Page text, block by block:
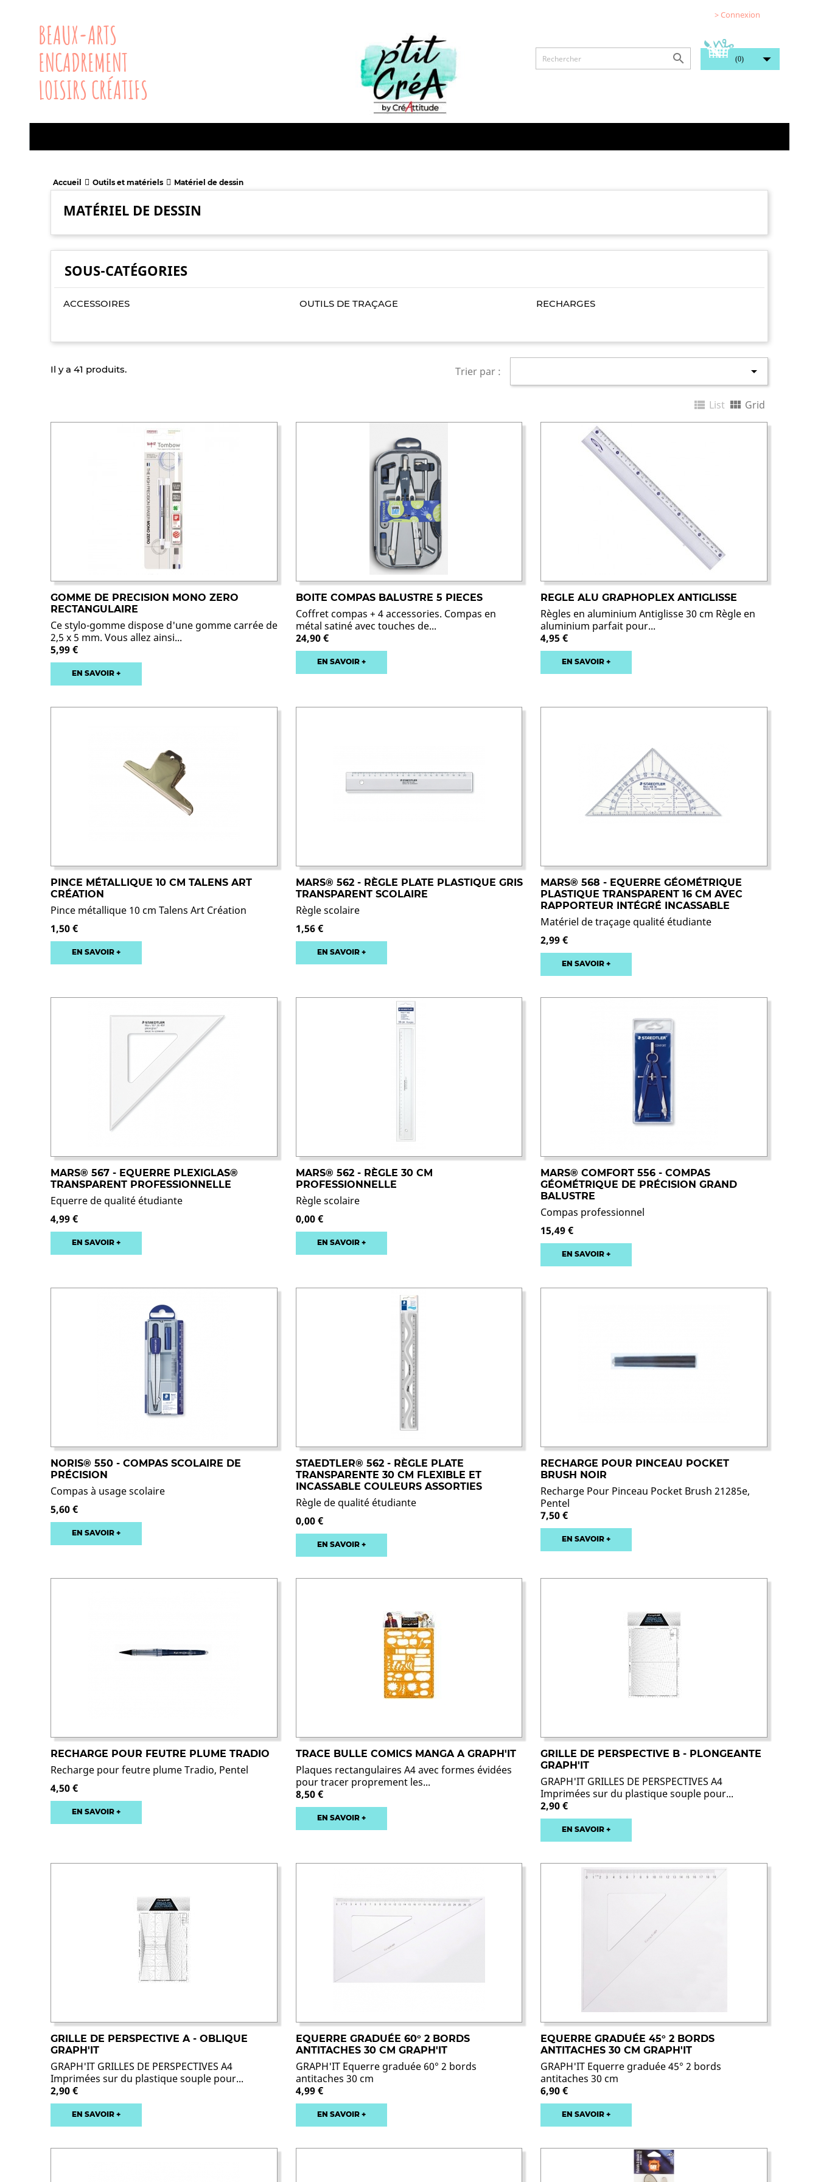
> Connexion
BEAUX-ARTS
ENCADREMENT
LOISIRS CRÉATIFS
 (0) 
Accueil Outils et matériels Matériel de dessin
MATÉRIEL DE DESSIN
SOUS-CATÉGORIES
ACCESSOIRES OUTILS DE TRAÇAGE RECHARGES
Il y a 41 produits. Trier par : 
 Grid
 List
GOMME DE PRECISION MONO ZERO
RECTANGULAIRE
Ce stylo-gomme dispose d'une gomme carrée de
2,5 x 5 mm. Vous allez ainsi...
5,99 €
EN SAVOIR +
BOITE COMPAS BALUSTRE 5 PIECES
Coffret compas + 4 accessories. Compas en
métal satiné avec touches de...
24,90 €
EN SAVOIR +
REGLE ALU GRAPHOPLEX ANTIGLISSE
Règles en aluminium Antiglisse 30 cm Règle en
aluminium parfait pour...
4,95 €
EN SAVOIR +
PINCE MÉTALLIQUE 10 CM TALENS ART
CRÉATION
Pince métallique 10 cm Talens Art Création
1,50 €
EN SAVOIR +
MARS® 562 - RÈGLE PLATE PLASTIQUE GRIS
TRANSPARENT SCOLAIRE
Règle scolaire
1,56 €
EN SAVOIR +
MARS® 568 - EQUERRE GÉOMÉTRIQUE
PLASTIQUE TRANSPARENT 16 CM AVEC
RAPPORTEUR INTÉGRÉ INCASSABLE
Matériel de traçage qualité étudiante
2,99 €
EN SAVOIR +
MARS® 567 - EQUERRE PLEXIGLAS®
TRANSPARENT PROFESSIONNELLE
Equerre de qualité étudiante
4,99 €
EN SAVOIR +
MARS® 562 - RÈGLE 30 CM
PROFESSIONNELLE
Règle scolaire
0,00 €
EN SAVOIR +
MARS® COMFORT 556 - COMPAS
GÉOMÉTRIQUE DE PRÉCISION GRAND
BALUSTRE
Compas professionnel
15,49 €
EN SAVOIR +
NORIS® 550 - COMPAS SCOLAIRE DE
PRÉCISION
Compas à usage scolaire
5,60 €
EN SAVOIR +
STAEDTLER® 562 - RÈGLE PLATE
TRANSPARENTE 30 CM FLEXIBLE ET
INCASSABLE COULEURS ASSORTIES
Règle de qualité étudiante
0,00 €
EN SAVOIR +
RECHARGE POUR PINCEAU POCKET
BRUSH NOIR
Recharge Pour Pinceau Pocket Brush 21285e,
Pentel
7,50 €
EN SAVOIR +
RECHARGE POUR FEUTRE PLUME TRADIO
Recharge pour feutre plume Tradio, Pentel
4,50 €
EN SAVOIR +
TRACE BULLE COMICS MANGA A GRAPH'IT
Plaques rectangulaires A4 avec formes évidées
pour tracer proprement les...
8,50 €
EN SAVOIR +
GRILLE DE PERSPECTIVE B - PLONGEANTE
GRAPH'IT
GRAPH'IT GRILLES DE PERSPECTIVES A4
Imprimées sur du plastique souple pour...
2,90 €
EN SAVOIR +
GRILLE DE PERSPECTIVE A - OBLIQUE
GRAPH'IT
GRAPH'IT GRILLES DE PERSPECTIVES A4
Imprimées sur du plastique souple pour...
2,90 €
EN SAVOIR +
EQUERRE GRADUÉE 60° 2 BORDS
ANTITACHES 30 CM GRAPH'IT
GRAPH'IT Equerre graduée 60° 2 bords
antitaches 30 cm
4,99 €
EN SAVOIR +
EQUERRE GRADUÉE 45° 2 BORDS
ANTITACHES 30 CM GRAPH'IT
GRAPH'IT Equerre graduée 45° 2 bords
antitaches 30 cm
6,90 €
EN SAVOIR +